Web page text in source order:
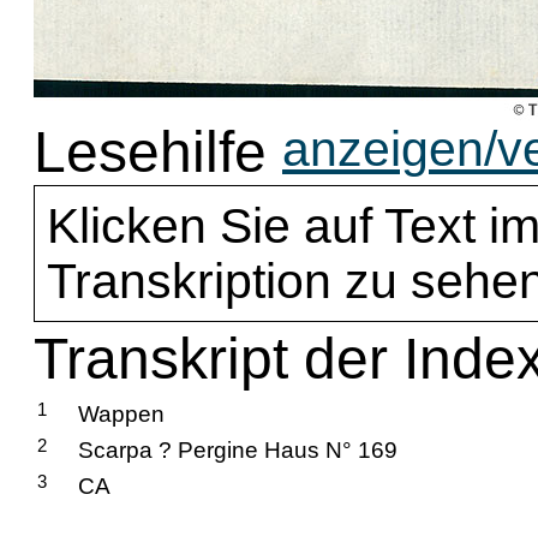
Lesehilfe anzeigen/
Klicken Sie auf Text
Transkription zu
Transkript der
1 Wappen
2 Scarpa ? Pergine Haus N° 169
3 CA